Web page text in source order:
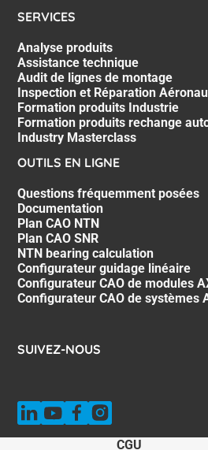
SERVICES
Analyse produits
Assistance technique
Audit de lignes de montage
Inspection et Réparation
Formation produits Industrie
Formation produits rechange
Industry Masterclass
OUTILS EN LIGNE
Questions fréquemment posées
Documentation
Plan CAO NTN
Plan CAO SNR
NTN bearing calculation
Configurateur guidage linéaire
Configurateur CAO de modules
Configurateur CAO de systèmes
SUIVEZ-NOUS
CGU